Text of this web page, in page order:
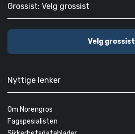
Grossist: Velg grossist
Velg grossist
Nyttige lenker
Om Norengros
Fagspesialisten